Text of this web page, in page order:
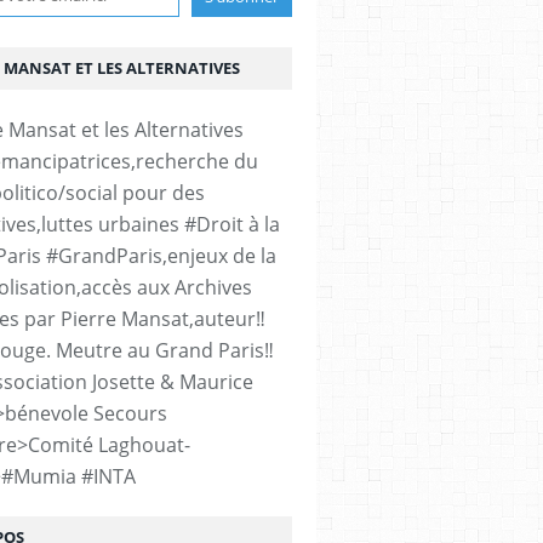
MANSAT ET LES ALTERNATIVES
du
social pour des
urbaines #Droit à la
#GrandParis,enjeux de la
aux Archives
par Pierre Mansat,auteur‼️
Meutre au Grand Paris‼️
Josette & Maurice
Secours
Laghouat-
#INTA